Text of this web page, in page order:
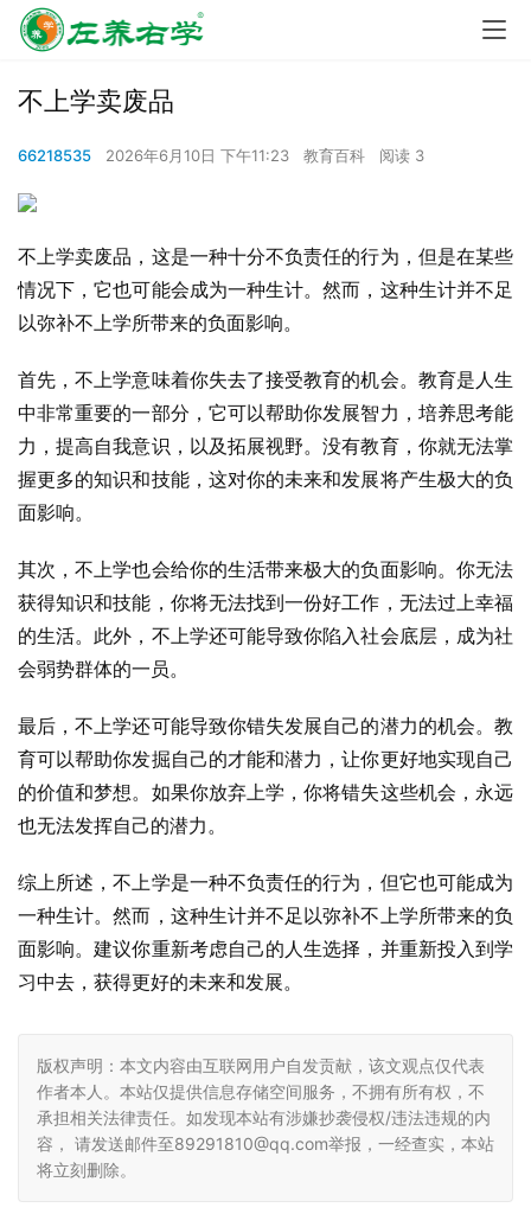
不上学卖废品
66218535 2026年6月10日 下午11:23 教育百科 阅读 3
不上学卖废品，这是一种十分不负责任的行为，但是在某些
情况下，它也可能会成为一种生计。然而，这种生计并不足
以弥补不上学所带来的负面影响。
首先，不上学意味着你失去了接受教育的机会。教育是人生
中非常重要的一部分，它可以帮助你发展智力，培养思考能
力，提高自我意识，以及拓展视野。没有教育，你就无法掌
握更多的知识和技能，这对你的未来和发展将产生极大的负
面影响。
其次，不上学也会给你的生活带来极大的负面影响。你无法
获得知识和技能，你将无法找到一份好工作，无法过上幸福
的生活。此外，不上学还可能导致你陷入社会底层，成为社
会弱势群体的一员。
最后，不上学还可能导致你错失发展自己的潜力的机会。教
育可以帮助你发掘自己的才能和潜力，让你更好地实现自己
的价值和梦想。如果你放弃上学，你将错失这些机会，永远
也无法发挥自己的潜力。
综上所述，不上学是一种不负责任的行为，但它也可能成为
一种生计。然而，这种生计并不足以弥补不上学所带来的负
面影响。建议你重新考虑自己的人生选择，并重新投入到学
习中去，获得更好的未来和发展。
版权声明：本文内容由互联网用户自发贡献，该文观点仅代表
作者本人。本站仅提供信息存储空间服务，不拥有所有权，不
承担相关法律责任。如发现本站有涉嫌抄袭侵权/违法违规的内
容， 请发送邮件至89291810@qq.com举报，一经查实，本站
将立刻删除。